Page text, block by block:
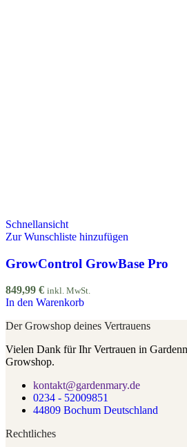
Schnellansicht
Zur Wunschliste hinzufügen
GrowControl GrowBase Pro
849,99 € inkl. MwSt.
In den Warenkorb
Der Growshop deines Vertrauens
Vielen Dank für Ihr Vertrauen in
Growshop.
kontakt@gardenmary.de
0234 - 52009851
44809 Bochum Deutschland
Rechtliches